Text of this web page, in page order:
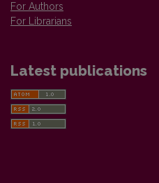
For Authors
For Librarians
Latest publications